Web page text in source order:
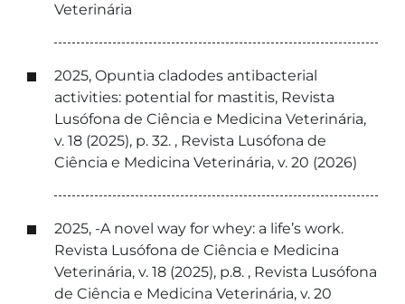
Veterinária
2025, Opuntia cladodes antibacterial
activities: potential for mastitis, Revista
Lusófona de Ciência e Medicina Veterinária,
v. 18 (2025), p. 32. , Revista Lusófona de
Ciência e Medicina Veterinária, v. 20 (2026)
2025, -A novel way for whey: a life’s work.
Revista Lusófona de Ciência e Medicina
Veterinária, v. 18 (2025), p.8. , Revista Lusófona
de Ciência e Medicina Veterinária, v. 20